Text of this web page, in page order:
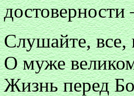
достоверности
Слушайте, все,
О муже
Жизнь перед